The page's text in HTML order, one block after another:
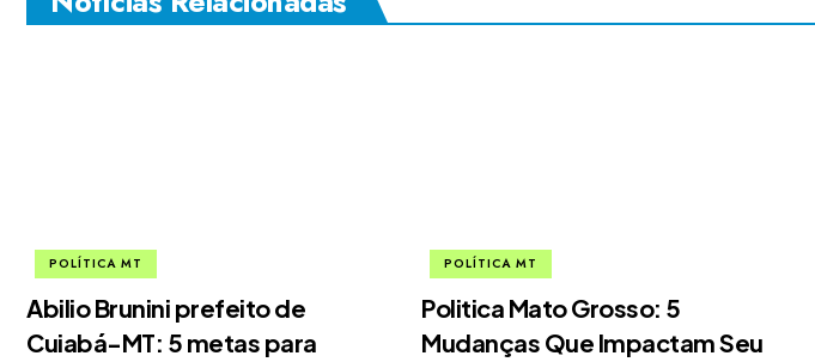
POLÍTICA MT
Abilio Brunini prefeito de
Cuiabá-MT: 5 metas para
POLÍTICA MT
Politica Mato Grosso: 5
Mudanças Que Impactam Seu